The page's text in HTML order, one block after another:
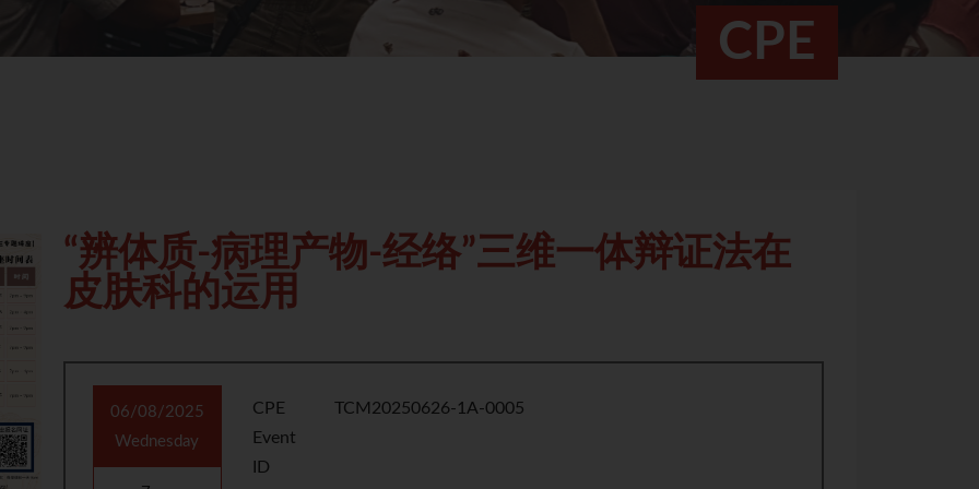
CPE
“辨体质-病理产物-经络”三维一体辩证法在
皮肤科的运用
06/08/2025
Wednesday
CPE
Event
ID
TCM20250626-1A-0005